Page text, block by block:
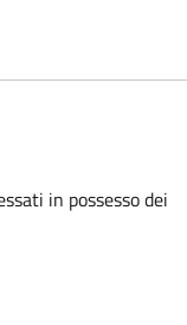
in possesso dei